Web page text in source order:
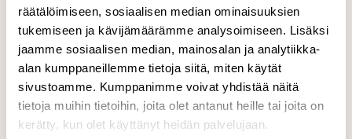
räätälöimiseen, sosiaalisen median ominaisuuksien
tukemiseen ja kävijämäärämme analysoimiseen. Lisäksi
jaamme sosiaalisen median, mainosalan ja analytiikka-
alan kumppaneillemme tietoja siitä, miten käytät
sivustoamme. Kumppanimme voivat yhdistää näitä
tietoja muihin tietoihin, joita olet antanut heille tai joita on
kerätty, kun olet käyttänyt heidän palvelujaan.